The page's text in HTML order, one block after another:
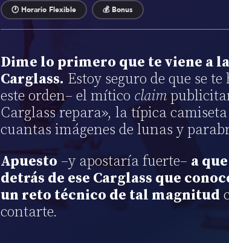
🕐 Horario Flexible 💰 Bonus
Dime lo primero que te viene a
Carglass. Estoy seguro de que se
este orden– el mítico claim
Carglass repara», la típica
cuantas imágenes de lunas y
Apuesto –y apostaría fuerte– a
detrás de ese Carglass que
un reto técnico de tal magnitud
contarte.